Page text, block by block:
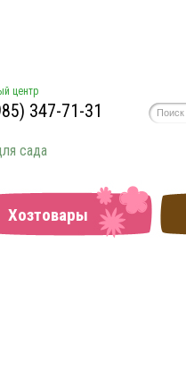
центр
347-71-31
сада
Хозтовары